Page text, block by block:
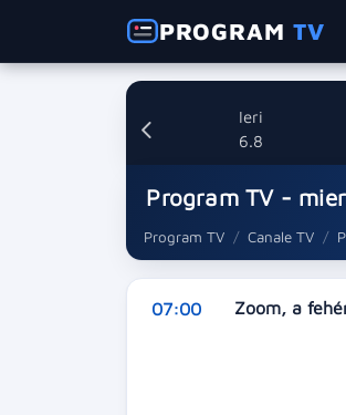
PROGRAMTV
Ieri
6.8
Program TV -
Program TV Canale TV
07:00 Zoom, a